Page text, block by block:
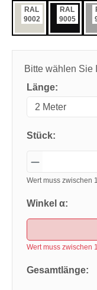
RAL
9002
RAL
9005
Bitte wählen Sie
Länge:
Stück:
Wert muss zwischen
Winkel α:
Wert muss zwischen
Gesamtlänge: